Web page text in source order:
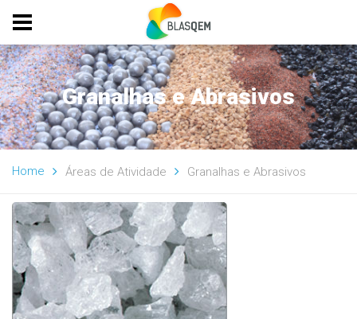
Granalhas e Abrasivos
Home Áreas de Atividade Granalhas e Abrasivos